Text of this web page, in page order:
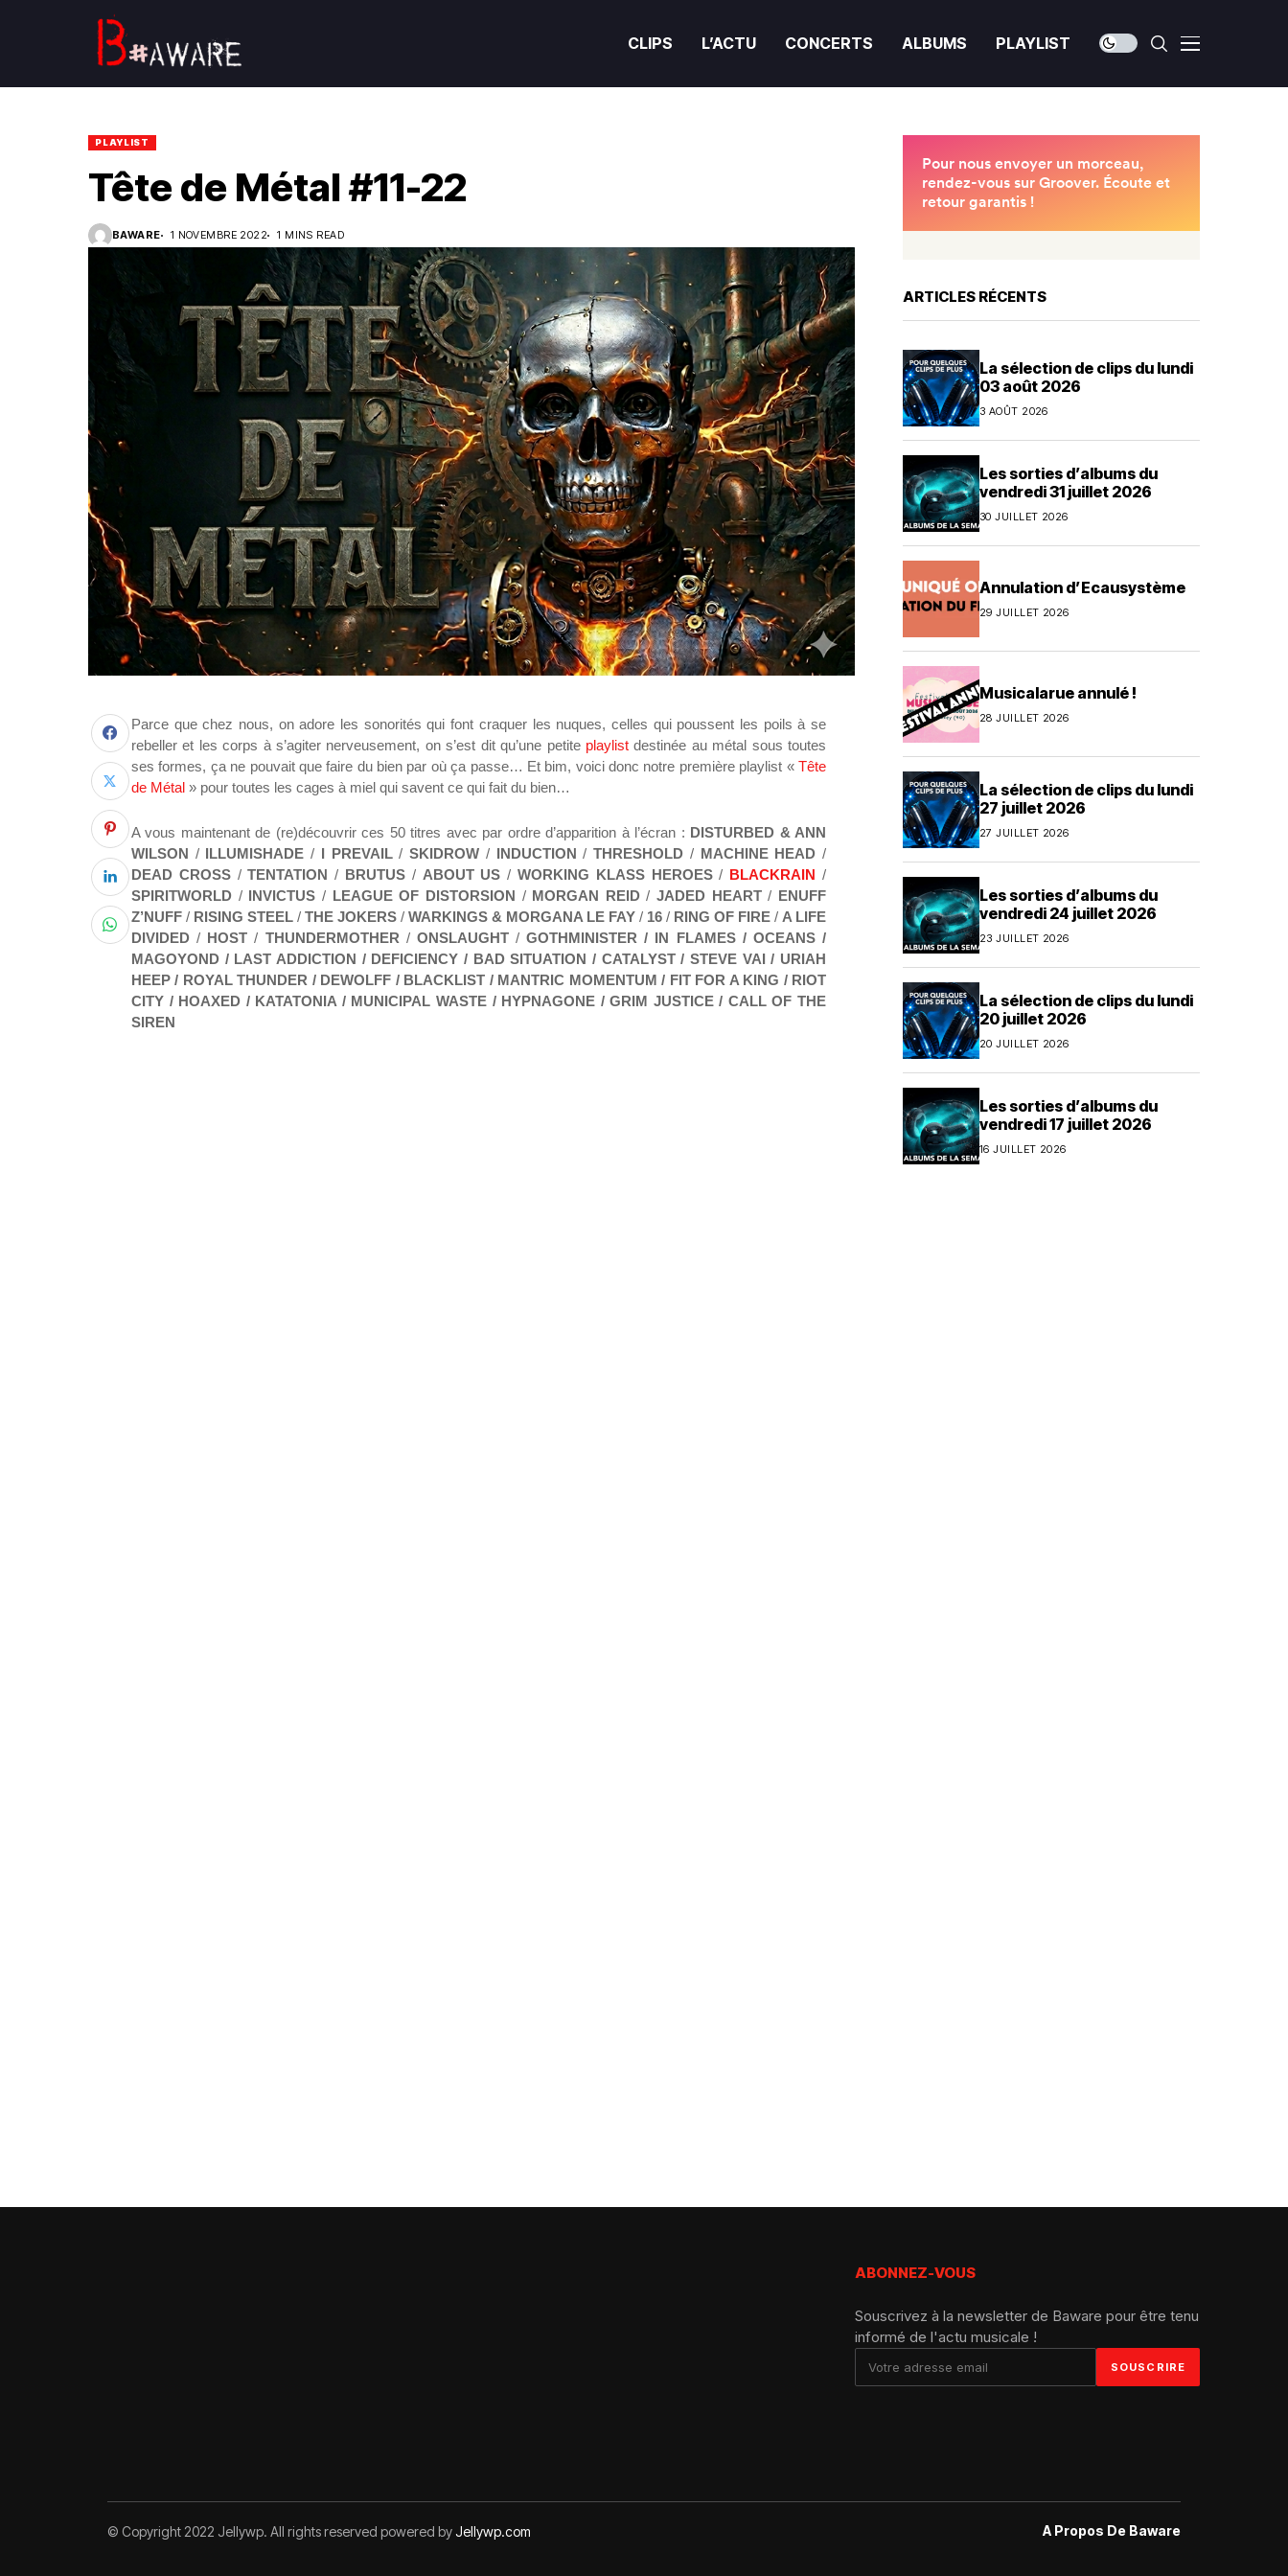
CLIPS L’ACTU CONCERTS ALBUMS PLAYLIST
PLAYLIST
Tête de Métal #11-22
BAWARE 1 NOVEMBRE 2022 1 MINS READ
Parce que chez nous, on adore les sonorités qui font craquer les nuques, celles qui poussent les poils à se
rebeller et les corps à s’agiter nerveusement, on s’est dit qu’une petite playlistdestinée au métal sous toutes
ses formes, ça ne pouvait que faire du bien par où ça passe… Et bim, voici donc notre première playlist « Tête
de Métal » pour toutes les cages à miel qui savent ce qui fait du bien…
A vous maintenant de (re)découvrir ces 50 titres avec par ordre d’apparition à l’écran : DISTURBED & ANN
WILSON / ILLUMISHADE / I PREVAIL/SKIDROW / INDUCTION /THRESHOLD / MACHINE HEAD /
DEAD CROSS/TENTATION / BRUTUS / ABOUT US /WORKING KLASS HEROES/ BLACKRAIN /
SPIRITWORLD / INVICTUS / LEAGUE OF DISTORSION / MORGAN REID/JADED HEART/ ENUFF
Z’NUFF / RISING STEEL / THE JOKERS / WARKINGS & MORGANA LE FAY / 16 / RING OF FIRE / A LIFE
DIVIDED / HOST / THUNDERMOTHER / ONSLAUGHT/GOTHMINISTER / IN FLAMES / OCEANS /
MAGOYOND / LAST ADDICTION / DEFICIENCY / BAD SITUATION / CATALYST / STEVE VAI / URIAH
HEEP / ROYAL THUNDER / DEWOLFF / BLACKLIST / MANTRIC MOMENTUM / FIT FOR A KING / RIOT
CITY / HOAXED / KATATONIA / MUNICIPAL WASTE / HYPNAGONE / GRIM JUSTICE / CALL OF THE
SIREN
ARTICLES RÉCENTS
La sélection de clips du lundi
03 août 2026
3 AOÛT 2026
Les sorties d’albums du
vendredi 31 juillet 2026
30 JUILLET 2026
Annulation d’Ecausystème
29 JUILLET 2026
Musicalarue annulé !
28 JUILLET 2026
La sélection de clips du lundi
27 juillet 2026
27 JUILLET 2026
Les sorties d’albums du
vendredi 24 juillet 2026
23 JUILLET 2026
La sélection de clips du lundi
20 juillet 2026
20 JUILLET 2026
Les sorties d’albums du
vendredi 17 juillet 2026
16 JUILLET 2026
ABONNEZ-VOUS
Souscrivez à la newsletter de Baware pour être tenu
informé de l'actu musicale !
© Copyright 2022 Jellywp. All rights reserved powered byJellywp.com A Propos De Baware